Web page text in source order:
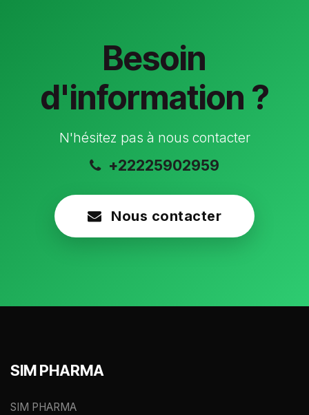
Besoin
d'information ?
N'hésitez pas à nous contacter
+22225902959
Nous contacter
SIM PHARMA
SIM PHARMA